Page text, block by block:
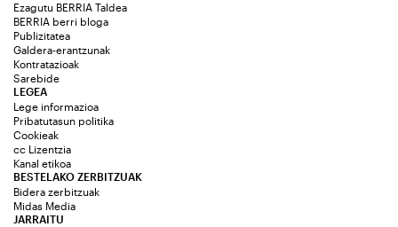
Ezagutu BERRIA Taldea
BERRIA berri bloga
Publizitatea
Galdera-erantzunak
Kontratazioak
Sarebide
JARRAITU
LEGEA
Lege informazioa
Pribatutasun politika
Cookieak
cc Lizentzia
Kanal etikoa
BESTELAKO ZERBITZUAK
Bidera zerbitzuak
Midas Media